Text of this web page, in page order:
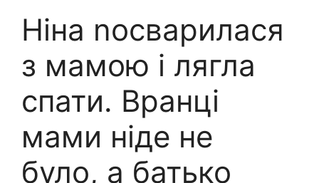
Ніна nосварилася
з мамою і лягла
спати. Вранці
мами ніде не
було, а батько